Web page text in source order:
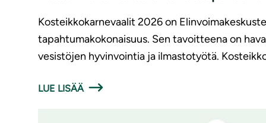
Kosteikkokarnevaalit 2026 on
tapahtumakokonaisuus. Sen tavoitteena on
vesistöjen hyvinvointia ja ilmastotyötä.
LUE LISÄÄ